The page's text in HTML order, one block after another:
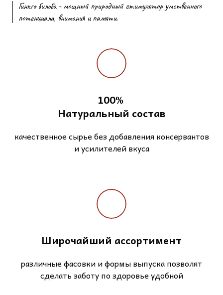
Гинкго билоба - мощный природный стимулятор умственного
потенциала, внимания и памяти.
100%
Натуральный состав
качественное сырье без добавления консервантов
и усилителей вкуса
Широчайший ассортимент
различные фасовки и формы выпуска позволят
сделать заботу по здоровье удобной